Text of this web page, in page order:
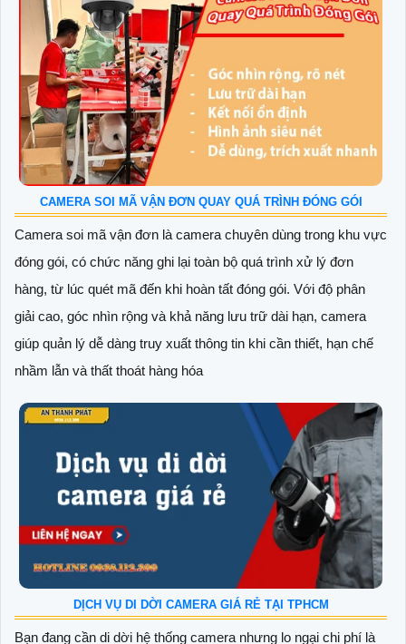
CAMERA SOI MÃ VẬN ĐƠN QUAY QUÁ TRÌNH ĐÓNG GÓI
Camera soi mã vận đơn là camera chuyên dùng trong khu vực
đóng gói, có chức năng ghi lại toàn bộ quá trình xử lý đơn
hàng, từ lúc quét mã đến khi hoàn tất đóng gói. Với độ phân
giải cao, góc nhìn rộng và khả năng lưu trữ dài hạn, camera
giúp quản lý dễ dàng truy xuất thông tin khi cần thiết, hạn chế
nhầm lẫn và thất thoát hàng hóa
DỊCH VỤ DI DỜI CAMERA GIÁ RẺ TẠI TPHCM
Bạn đang cần di dời hệ thống camera nhưng lo ngại chi phí là